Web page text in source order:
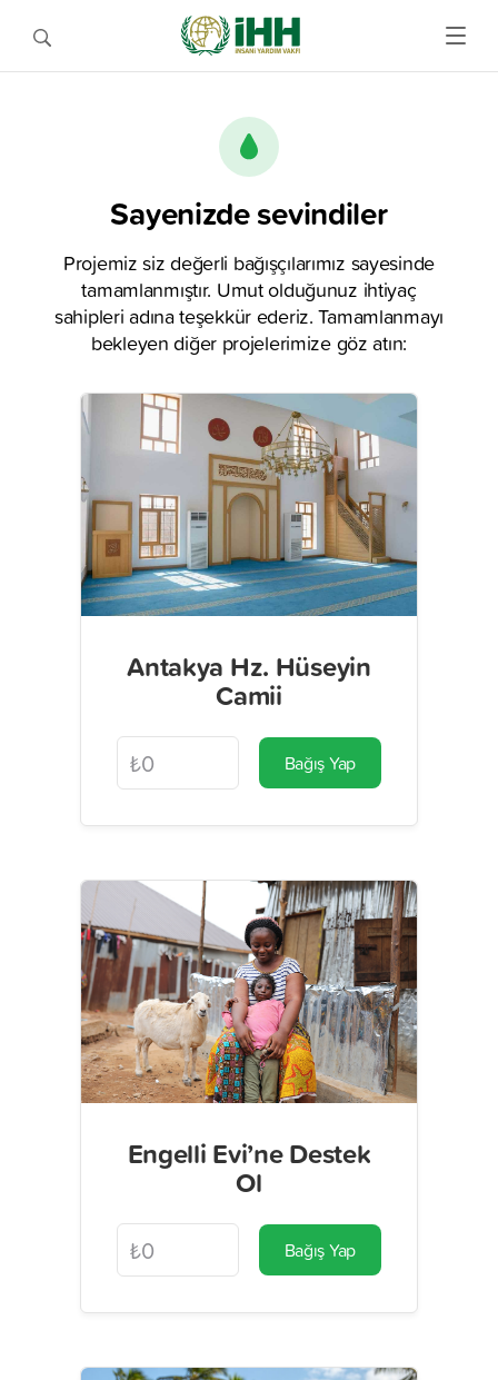
Sayenizde sevindiler
Projemiz siz değerli bağışçılarımız sayesinde
tamamlanmıştır. Umut olduğunuz ihtiyaç
sahipleri adına teşekkür ederiz. Tamamlanmayı
bekleyen diğer projelerimize göz atın:
Antakya Hz. Hüseyin
Camii
Bağış Yap
Engelli Evi’ne Destek
Ol
Bağış Yap